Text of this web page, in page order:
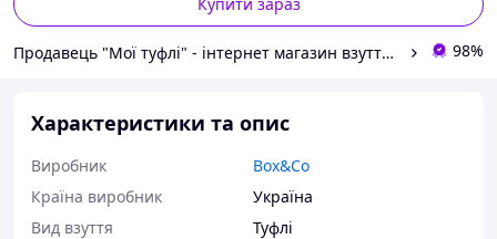
Продавець "Мої туфлі" - інтернет магазин взуття на всі випадки життя. 98%
Характеристики та опис
Виробник
Box&Co
Країна виробник
Україна
Вид взуття
Туфлі